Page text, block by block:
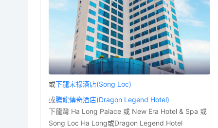
或下龍宋祿酒店(Song Loc)
或騰龍傳奇酒店(Dragon Legend Hotel)
下龍灣 Ha Long Palace 或 New Era Hotel & Spa 或
Song Loc Ha Long或Dragon Legend Hotel